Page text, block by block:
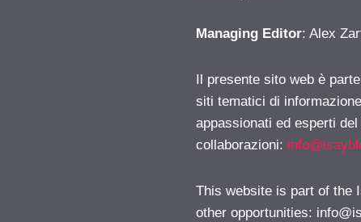
Managing Editor: Alex
Il presente sito web è
siti tematici di
appassionati ed esperti
collaborazioni:
This website is part of the
other opportunities: